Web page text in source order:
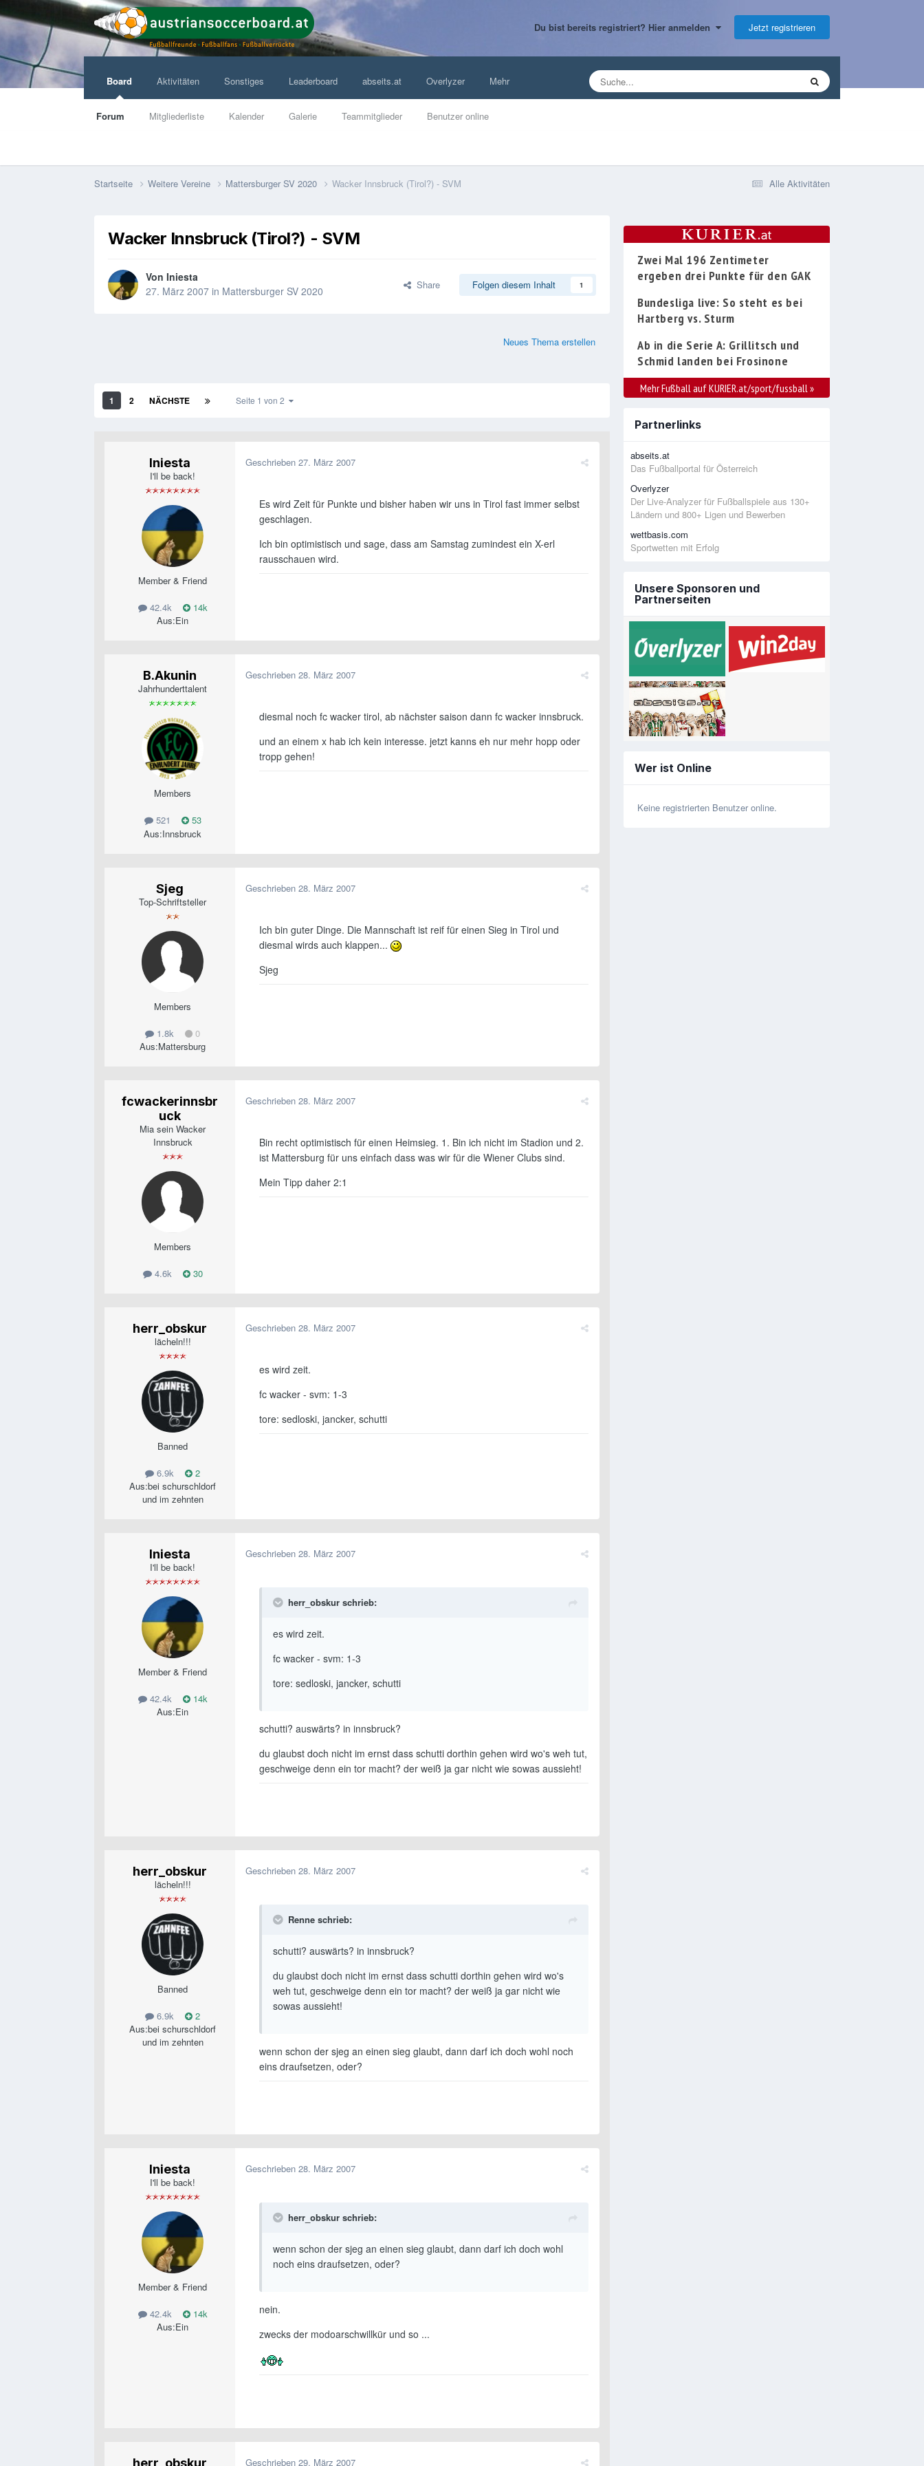
Du bist bereits registriert? Hier anmelden Jetzt registrieren
Board
Forum Mitgliederliste Kalender Galerie Teammitglieder Benutzer online
Aktivitäten Sonstiges Leaderboard abseits.at Overlyzer Mehr
Alle Aktivitäten
Startseite Weitere Vereine Mattersburger SV 2020 Wacker Innsbruck (Tirol?) - SVM
Wacker Innsbruck (Tirol?) - SVM
Von Iniesta
27. März 2007 in Mattersburger SV 2020 Share Folgen diesem Inhalt 1
Neues Thema erstellen
1 2 NÄCHSTE Seite 1 von 2
Iniesta
I'll be back!
Member & Friend
42.4k
14k
Aus:Ein
Geschrieben 27. März 2007
Es wird Zeit für Punkte und bisher haben wir uns in Tirol fast immer selbst
geschlagen.
Ich bin optimistisch und sage, dass am Samstag zumindest ein X-erl
rausschauen wird.
B.Akunin
Jahrhunderttalent
Members
521
53
Aus:Innsbruck
Geschrieben 28. März 2007
diesmal noch fc wacker tirol, ab nächster saison dann fc wacker innsbruck.
und an einem x hab ich kein interesse. jetzt kanns eh nur mehr hopp oder
tropp gehen!
Sjeg
Top-Schriftsteller
Members
1.8k
0
Aus:Mattersburg
Geschrieben 28. März 2007
Ich bin guter Dinge. Die Mannschaft ist reif für einen Sieg in Tirol und
diesmal wirds auch klappen...
Sjeg
fcwackerinnsbr
uck
Mia sein Wacker
Innsbruck
Members
4.6k 30
Geschrieben 28. März 2007
Bin recht optimistisch für einen Heimsieg. 1. Bin ich nicht im Stadion und 2.
ist Mattersburg für uns einfach dass was wir für die Wiener Clubs sind.
Mein Tipp daher 2:1
herr_obskur
lächeln!!!
Banned
6.9k
2
Aus:bei schurschldorf
und im zehnten
Geschrieben 28. März 2007
es wird zeit.
fc wacker - svm: 1-3
tore: sedloski, jancker, schutti
Iniesta
I'll be back!
Member & Friend
42.4k
14k
Aus:Ein
Geschrieben 28. März 2007
herr_obskur schrieb:
es wird zeit.
fc wacker - svm: 1-3
tore: sedloski, jancker, schutti
schutti? auswärts? in innsbruck?
du glaubst doch nicht im ernst dass schutti dorthin gehen wird wo's weh tut,
geschweige denn ein tor macht? der weiß ja gar nicht wie sowas aussieht!
herr_obskur
lächeln!!!
Banned
6.9k
2
Aus:bei schurschldorf
und im zehnten
Geschrieben 28. März 2007
Renne schrieb:
schutti? auswärts? in innsbruck?
du glaubst doch nicht im ernst dass schutti dorthin gehen wird wo's
weh tut, geschweige denn ein tor macht? der weiß ja gar nicht wie
sowas aussieht!
wenn schon der sjeg an einen sieg glaubt, dann darf ich doch wohl noch
eins draufsetzen, oder?
Iniesta
I'll be back!
Member & Friend
42.4k
14k
Aus:Ein
Geschrieben 28. März 2007
herr_obskur schrieb:
wenn schon der sjeg an einen sieg glaubt, dann darf ich doch wohl
noch eins draufsetzen, oder?
nein.
zwecks der modoarschwillkür und so ...
herr_obskur Geschrieben 29. März 2007
Zwei Mal 196 Zentimeter
ergeben drei Punkte für den GAK
Bundesliga live: So steht es bei
Hartberg vs. Sturm
Ab in die Serie A: Grillitsch und
Schmid landen bei Frosinone
Mehr Fußball auf KURIER.at/sport/fussball »
Partnerlinks
abseits.at
Das Fußballportal für Österreich
Overlyzer
Der Live-Analyzer für Fußballspiele aus 130+
Ländern und 800+ Ligen und Bewerben
wettbasis.com
Sportwetten mit Erfolg
Unsere Sponsoren und
Partnerseiten
Wer ist Online
Keine registrierten Benutzer online.